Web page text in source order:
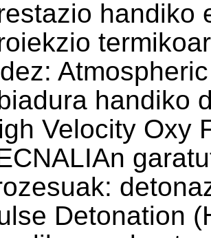
handiko
handiko
Velocity Oxy
Detonation